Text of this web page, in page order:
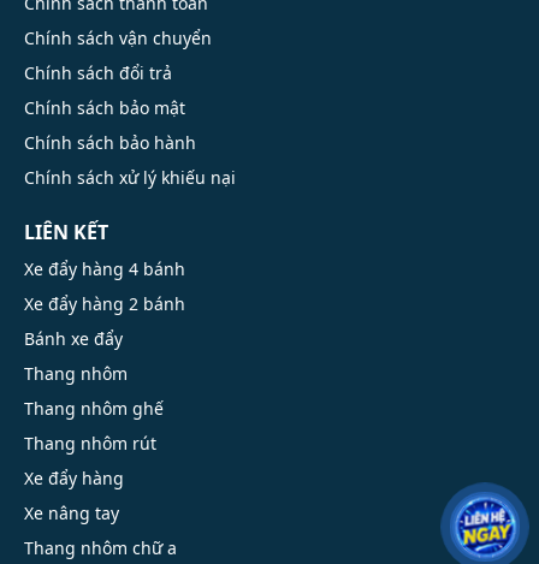
Chính sách vận chuyển
Chính sách đổi trả
Chính sách bảo mật
Chính sách bảo hành
Chính sách xử lý khiếu nại
LIÊN KẾT
Xe đẩy hàng 4 bánh
Xe đẩy hàng 2 bánh
Bánh xe đẩy
Thang nhôm
Thang nhôm ghế
Thang nhôm rút
Xe đẩy hàng
Xe nâng tay
Thang nhôm chữ a